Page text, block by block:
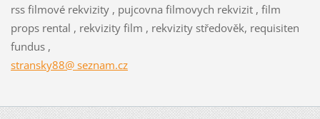
rss filmové rekvizity , pujcovna filmovych rekvizit , film
props rental , rekvizity film , rekvizity středověk, requisiten
fundus ,
stransky88@ seznam.cz